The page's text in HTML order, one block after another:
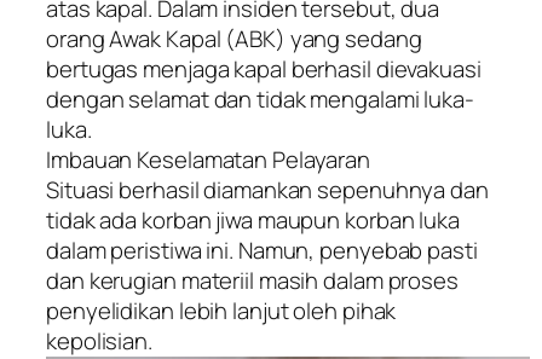
atas kapal. Dalam insiden tersebut, dua
orang Awak Kapal (ABK) yang sedang
bertugas menjaga kapal berhasil dievakuasi
dengan selamat dan tidak mengalami luka-
luka.
Imbauan Keselamatan Pelayaran
Situasi berhasil diamankan sepenuhnya dan
tidak ada korban jiwa maupun korban luka
dalam peristiwa ini. Namun, penyebab pasti
dan kerugian materiil masih dalam proses
penyelidikan lebih lanjut oleh pihak
kepolisian.